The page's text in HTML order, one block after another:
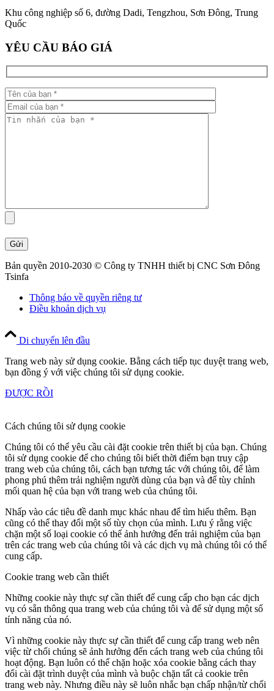
Khu công nghiệp số 6, đường Dadi, Tengzhou, Sơn Đông, Trung
Quốc
YÊU CẦU BÁO GIÁ
Bản quyền 2010-2030 © Công ty TNHH thiết bị CNC Sơn Đông
Tsinfa
Thông báo về quyền riêng tư
Điều khoản dịch vụ
Di chuyển lên đầu
Trang web này sử dụng cookie. Bằng cách tiếp tục duyệt trang web,
bạn đồng ý với việc chúng tôi sử dụng cookie.
ĐƯỢC RỒI
Cách chúng tôi sử dụng cookie
Chúng tôi có thể yêu cầu cài đặt cookie trên thiết bị của bạn. Chúng
tôi sử dụng cookie để cho chúng tôi biết thời điểm bạn truy cập
trang web của chúng tôi, cách bạn tương tác với chúng tôi, để làm
phong phú thêm trải nghiệm người dùng của bạn và để tùy chỉnh
mối quan hệ của bạn với trang web của chúng tôi.
Nhấp vào các tiêu đề danh mục khác nhau để tìm hiểu thêm. Bạn
cũng có thể thay đổi một số tùy chọn của mình. Lưu ý rằng việc
chặn một số loại cookie có thể ảnh hưởng đến trải nghiệm của bạn
trên các trang web của chúng tôi và các dịch vụ mà chúng tôi có thể
cung cấp.
Cookie trang web cần thiết
Những cookie này thực sự cần thiết để cung cấp cho bạn các dịch
vụ có sẵn thông qua trang web của chúng tôi và để sử dụng một số
tính năng của nó.
Vì những cookie này thực sự cần thiết để cung cấp trang web nên
việc từ chối chúng sẽ ảnh hưởng đến cách trang web của chúng tôi
hoạt động. Bạn luôn có thể chặn hoặc xóa cookie bằng cách thay
đổi cài đặt trình duyệt của mình và buộc chặn tất cả cookie trên
trang web này. Nhưng điều này sẽ luôn nhắc bạn chấp nhận/từ chối